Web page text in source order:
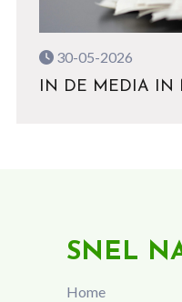
30-05-2026
IN DE MEDIA IN
SNEL
Home